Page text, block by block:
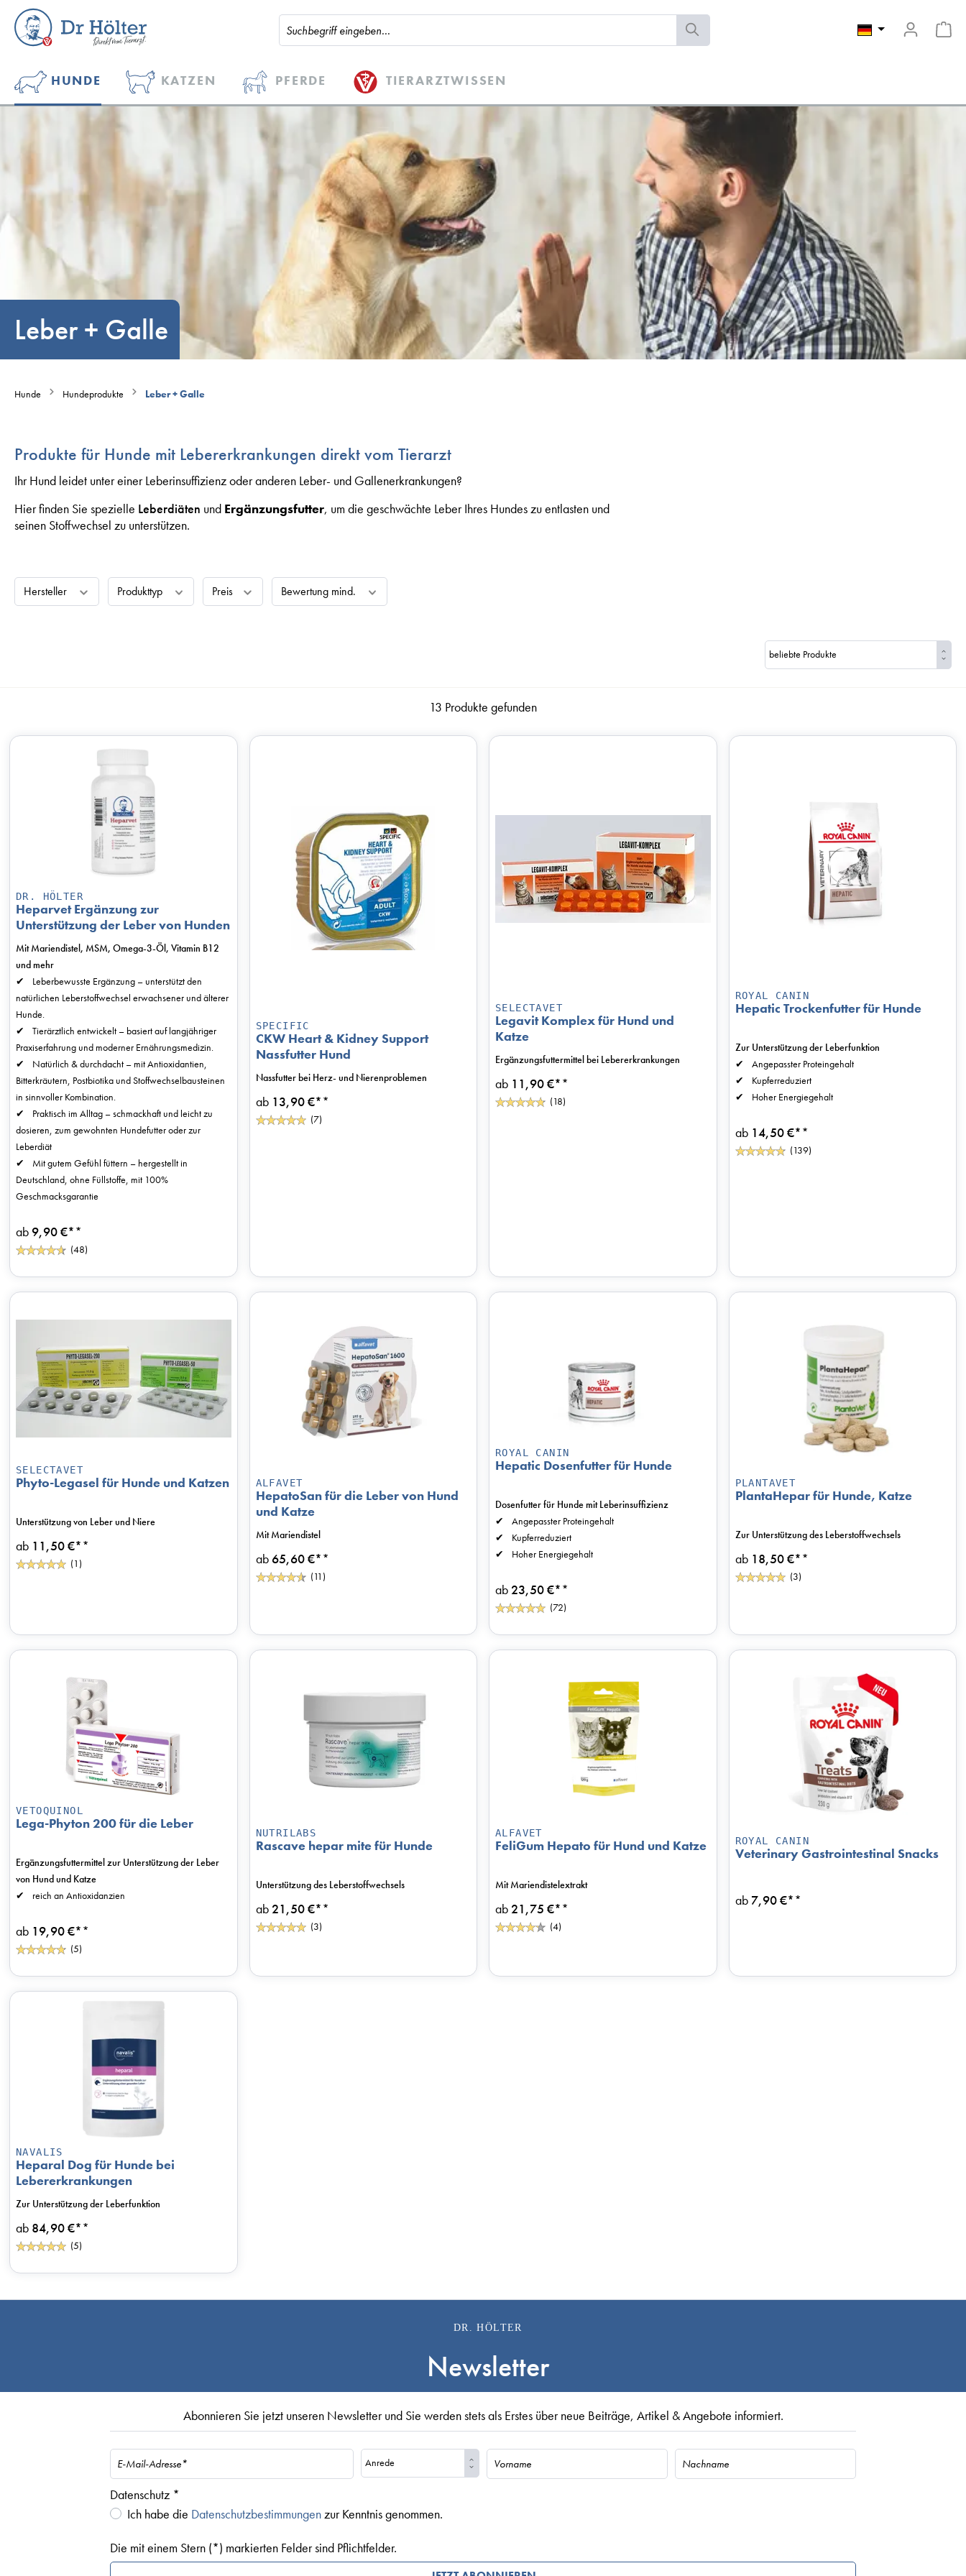
HUNDE KATZEN PFERDE TIERARZTWISSEN
Leber + Galle
Hunde Hundeprodukte Leber + Galle
Produkte für Hunde mit Lebererkrankungen direkt vom Tierarzt
Ihr Hund leidet unter einer Leberinsuffizienz oder anderen Leber- und Gallenerkrankungen?
Hier finden Sie spezielle Leberdiäten und Ergänzungsfutter, um die geschwächte Leber Ihres Hundes zu entlasten und
seinen Stoffwechsel zu unterstützen.
Hersteller Produkttyp Preis Bewertung mind.
13 Produkte gefunden
DR. HÖLTER
Heparvet Ergänzung zur
Unterstützung der Leber von Hunden
ab 9,90 €**
Mit Mariendistel, MSM, Omega-3-Öl, Vitamin B12
und mehr
Leberbewusste Ergänzung – unterstützt den
natürlichen Leberstoffwechsel erwachsener und älterer
Hunde.
Tierärztlich entwickelt – basiert auf langjähriger
Praxiserfahrung und moderner Ernährungsmedizin.
Natürlich & durchdacht – mit Antioxidantien,
Bitterkräutern, Postbiotika und Stoffwechselbausteinen
in sinnvoller Kombination.
Praktisch im Alltag – schmackhaft und leicht zu
dosieren, zum gewohnten Hundefutter oder zur
Leberdiät
Mit gutem Gefühl füttern – hergestellt in
Deutschland, ohne Füllstoffe, mit 100%
Geschmacksgarantie
(48)
SPECIFIC
CKW Heart & Kidney Support
Nassfutter Hund
ab 13,90 €**
Nassfutter bei Herz- und Nierenproblemen
(7)
SELECTAVET
Legavit Komplex für Hund und
Katze
ab 11,90 €**
Ergänzungsfuttermittel bei Lebererkrankungen
(18)
ROYAL CANIN
Hepatic Trockenfutter für Hunde
ab 14,50 €**
Zur Unterstützung der Leberfunktion
Angepasster Proteingehalt
Kupferreduziert
Hoher Energiegehalt
(139)
SELECTAVET
Phyto-Legasel für Hunde und Katzen
ab 11,50 €**
Unterstützung von Leber und Niere
(1)
ALFAVET
HepatoSan für die Leber von Hund
und Katze
ab 65,60 €**
Mit Mariendistel
(11)
ROYAL CANIN
Hepatic Dosenfutter für Hunde
ab 23,50 €**
Dosenfutter für Hunde mit Leberinsuffizienz
Angepasster Proteingehalt
Kupferreduziert
Hoher Energiegehalt
(72)
PLANTAVET
PlantaHepar für Hunde, Katze
ab 18,50 €**
Zur Unterstützung des Leberstoffwechsels
(3)
VETOQUINOL
Lega-Phyton 200 für die Leber
ab 19,90 €**
Ergänzungsfuttermittel zur Unterstützung der Leber
von Hund und Katze
reich an Antioxidanzien
(5)
NUTRILABS
Rascave hepar mite für Hunde
ab 21,50 €**
Unterstützung des Leberstoffwechsels
(3)
ALFAVET
FeliGum Hepato für Hund und Katze
ab 21,75 €**
Mit Mariendistelextrakt
(4)
ROYAL CANIN
Veterinary Gastrointestinal Snacks
ab 7,90 €**
NAVALIS
Heparal Dog für Hunde bei
Lebererkrankungen
ab 84,90 €**
Zur Unterstützung der Leberfunktion
(5)
DR. HÖLTER
Newsletter
Abonnieren Sie jetzt unseren Newsletter und Sie werden stets als Erstes über neue Beiträge, Artikel & Angebote informiert.
Datenschutz *
Ich habe die Datenschutzbestimmungenzur Kenntnis genommen.
Die mit einem Stern (*) markierten Felder sind Pflichtfelder.